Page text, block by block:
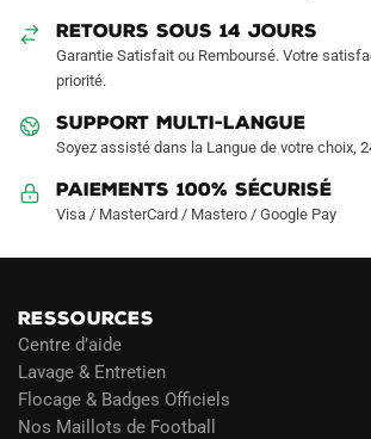
la
page
produit
RETOURS SOUS 14 JOURS
Garantie Satisfait ou Remboursé. Votre
priorité.
SUPPORT MULTI-LANGUE
Soyez assisté dans la Langue de votre choix,
Paiements 100% Sécurisé
Visa / MasterCard / Mastero / Google Pay
RESSOURCES
Centre d’aide
Lavage & Entretien
Flocage & Badges Officiels
Nos Maillots de Football